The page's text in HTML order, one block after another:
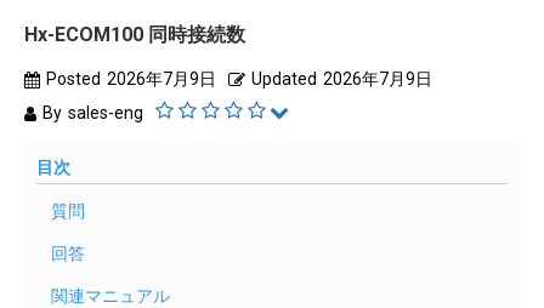
Hx-ECOM100 同時接続数
Posted 2026年7月9日 Updated 2026年7月9日
By sales-eng
目次
質問
回答
関連マニュアル